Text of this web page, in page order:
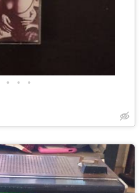
• • •